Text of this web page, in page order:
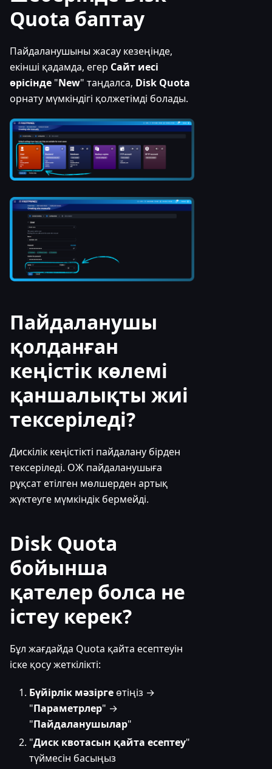
Quota баптау
Пайдаланушыны жасау кезеңінде,
екінші қадамда, егер Сайт иесі
өрісінде "New" таңдалса, Disk Quota
орнату мүмкіндігі қолжетімді болады.
Пайдаланушы
қолданған
кеңістік көлемі
қаншалықты жиі
тексеріледі?
Дискілік кеңістікті пайдалану бірден
тексеріледі. ОЖ пайдаланушыға
рұқсат етілген мөлшерден артық
жүктеуге мүмкіндік бермейді.
Disk Quota
бойынша
қателер болса не
істеу керек?
Бұл жағдайда Quota қайта есептеуін
іске қосу жеткілікті:
Бүйірлік мәзіргеөтіңіз →
"Параметрлер" →
"Пайдаланушылар"
"Диск квотасын қайта есептеу"
түймесін басыңыз